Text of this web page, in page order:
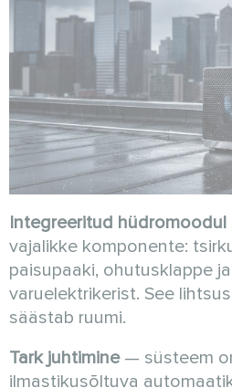
Integreeritud hüdromoodul
vajalikke komponente:
paisupaaki, ohutusklappe
varuelektrikerist. See
säästab ruumi.
Tark juhtimine— süsteem
ilmastikusõltuva